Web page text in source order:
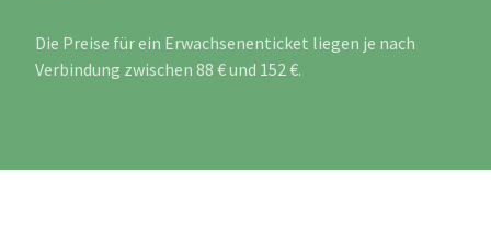
Die Preise für ein Erwachsenenticket liegen je nach
Verbindung zwischen 88 € und 152 €.